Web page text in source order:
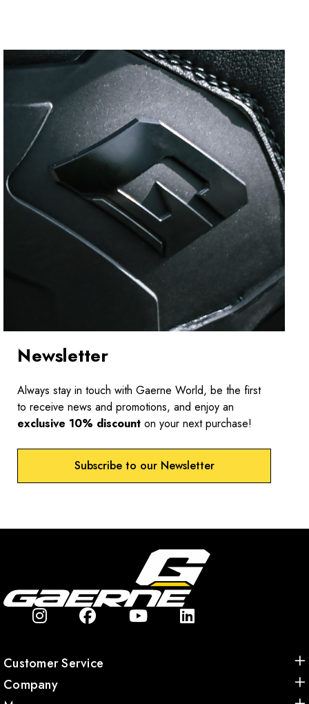
Newsletter
Always stay in touch with Gaerne World, be the first
to receive news and promotions, and enjoy an
exclusive 10% discount on your next purchase!
Subscribe to our Newsletter
Customer Service
Company